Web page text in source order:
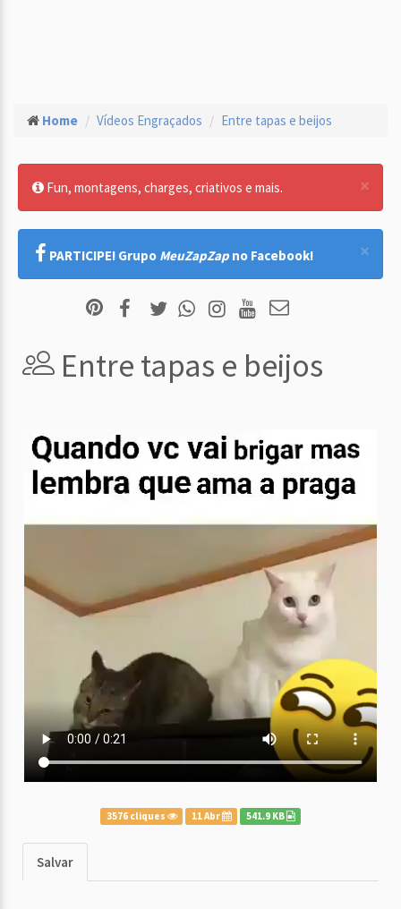
Home Vídeos Engraçados Entre tapas e beijos
×
Fun, montagens, charges, criativos e mais.
×
PARTICIPE! Grupo MeuZapZap no Facebook!
Entre tapas e beijos
3576 cliques 11 Abr 541.9 KB
Salvar